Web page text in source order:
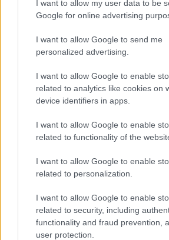
I want to allow my user data to be
Google for online advertising
I want to allow Google to send me
personalized advertising.
I want to allow Google to enable
related to analytics like cookies on
device identifiers in apps.
I want to allow Google to enable
related to functionality of the
I want to allow Google to enable
related to personalization.
I want to allow Google to enable
related to security, including
functionality and fraud prevention,
user protection.
NECROLOGIE
Paolo Pinna
Martina Agostina Diturco